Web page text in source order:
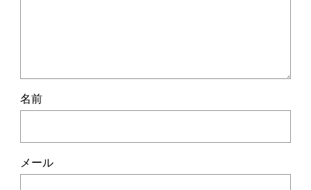
名前
メール